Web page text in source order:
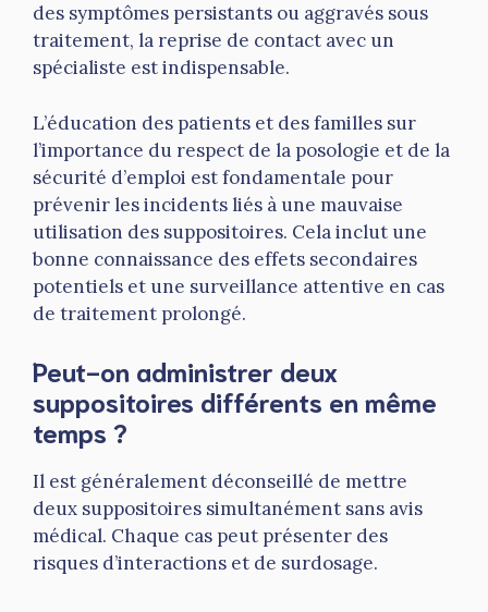
des symptômes persistants ou aggravés sous
traitement, la reprise de contact avec un
spécialiste est indispensable.
L’éducation des patients et des familles sur
l’importance du respect de la posologie et de la
sécurité d’emploi est fondamentale pour
prévenir les incidents liés à une mauvaise
utilisation des suppositoires. Cela inclut une
bonne connaissance des effets secondaires
potentiels et une surveillance attentive en cas
de traitement prolongé.
Peut-on administrer deux
suppositoires différents en même
temps ?
Il est généralement déconseillé de mettre
deux suppositoires simultanément sans avis
médical. Chaque cas peut présenter des
risques d’interactions et de surdosage.